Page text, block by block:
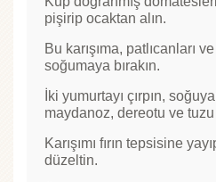
pişirip ocaktan alın.
Bu karışıma, patlıcanları
soğumaya bırakın.
İki yumurtayı çırpın,
maydanoz, dereotu ve tuzu
Karışımı fırın tepsisine
düzeltin.